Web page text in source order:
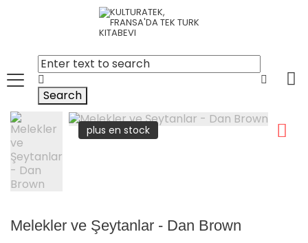
Search
plus en stock
Melekler ve Şeytanlar - Dan Brown